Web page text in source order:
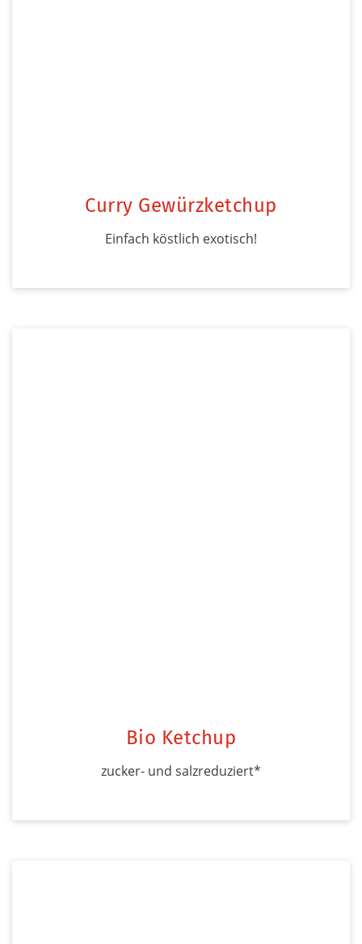
Curry Gewürzketchup
Einfach köstlich exotisch!
Bio Ketchup
zucker- und salzreduziert*